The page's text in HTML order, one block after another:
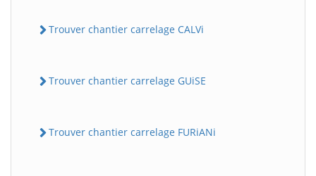
Trouver chantier carrelage CALVi
Trouver chantier carrelage GUiSE
Trouver chantier carrelage FURiANi